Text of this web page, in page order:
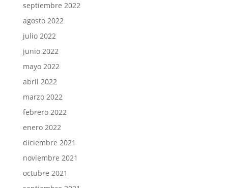
septiembre 2022
agosto 2022
julio 2022
junio 2022
mayo 2022
abril 2022
marzo 2022
febrero 2022
enero 2022
diciembre 2021
noviembre 2021
octubre 2021